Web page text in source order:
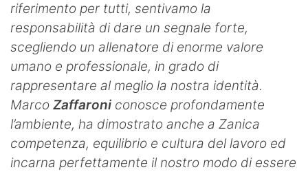
riferimento per tutti, sentivamo la
responsabilità di dare un segnale forte,
scegliendo un allenatore di enorme valore
umano e professionale, in grado di
rappresentare al meglio la nostra identità.
Marco Zaffaroni conosce profondamente
l’ambiente, ha dimostrato anche a Zanica
competenza, equilibrio e cultura del lavoro ed
incarna perfettamente il nostro modo di essere